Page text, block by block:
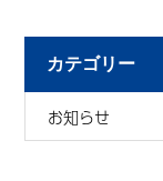
カテゴリー
お知らせ